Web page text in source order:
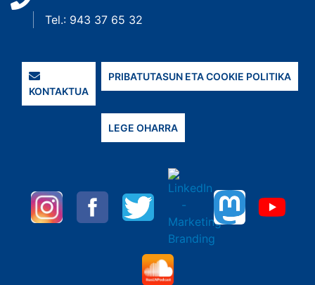
Tel.: 943 37 65 32
KONTAKTUA
PRIBATUTASUN ETA COOKIE POLITIKA
LEGE OHARRA